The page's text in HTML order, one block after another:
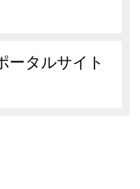
ータルサイト